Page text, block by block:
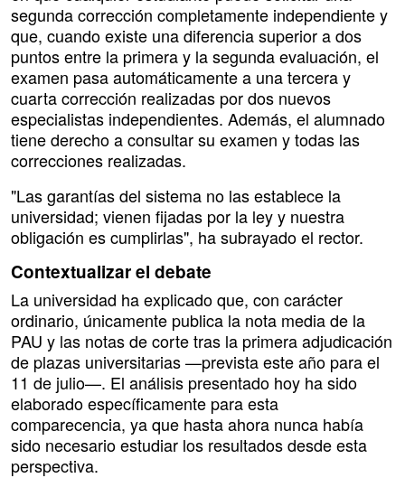
segunda corrección completamente independiente y
que, cuando existe una diferencia superior a dos
puntos entre la primera y la segunda evaluación, el
examen pasa automáticamente a una tercera y
cuarta corrección realizadas por dos nuevos
especialistas independientes. Además, el alumnado
tiene derecho a consultar su examen y todas las
correcciones realizadas.
"Las garantías del sistema no las establece la
universidad; vienen fijadas por la ley y nuestra
obligación es cumplirlas", ha subrayado el rector.
Contextualizar el debate
La universidad ha explicado que, con carácter
ordinario, únicamente publica la nota media de la
PAU y las notas de corte tras la primera adjudicación
de plazas universitarias —prevista este año para el
11 de julio—. El análisis presentado hoy ha sido
elaborado específicamente para esta
comparecencia, ya que hasta ahora nunca había
sido necesario estudiar los resultados desde esta
perspectiva.